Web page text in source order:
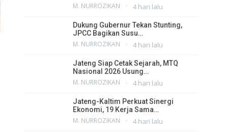
M. NURROZIKAN 4 hari lalu
Dukung Gubernur Tekan Stunting,
JPCC Bagikan Susu…
M. NURROZIKAN 4 hari lalu
Jateng Siap Cetak Sejarah, MTQ
Nasional 2026 Usung…
M. NURROZIKAN 4 hari lalu
Jateng-Kaltim Perkuat Sinergi
Ekonomi, 19 Kerja Sama…
M. NURROZIKAN 4 hari lalu